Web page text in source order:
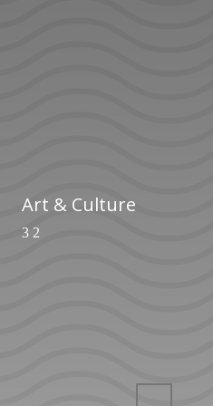
Art & Culture